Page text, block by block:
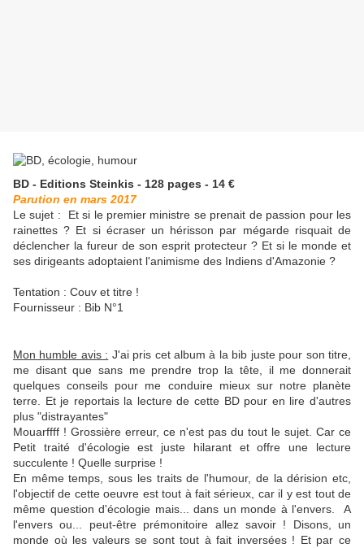
BD - Editions Steinkis - 128 pages - 14 €
Parution en mars 2017
Le sujet : Et si le premier ministre se prenait de passion pour les
rainettes ? Et si écraser un hérisson par mégarde risquait de
déclencher la fureur de son esprit protecteur ? Et si le monde et
ses dirigeants adoptaient l'animisme des Indiens d'Amazonie ?
Tentation : Couv et titre !
Fournisseur : Bib N°1
Mon humble avis : J'ai pris cet album à la bib juste pour son titre,
me disant que sans me prendre trop la tête, il me donnerait
quelques conseils pour me conduire mieux sur notre planète
terre. Et je reportais la lecture de cette BD pour en lire d'autres
plus "distrayantes"
Mouarffff ! Grossière erreur, ce n'est pas du tout le sujet. Car ce
Petit traité d'écologie est juste hilarant et offre une lecture
succulente ! Quelle surprise !
En même temps, sous les traits de l'humour, de la dérision etc,
l'objectif de cette oeuvre est tout à fait sérieux, car il y est tout de
même question d'écologie mais... dans un monde à l'envers. A
l'envers ou... peut-être prémonitoire allez savoir ! Disons, un
monde où les valeurs se sont tout à fait inversées ! Et par ce